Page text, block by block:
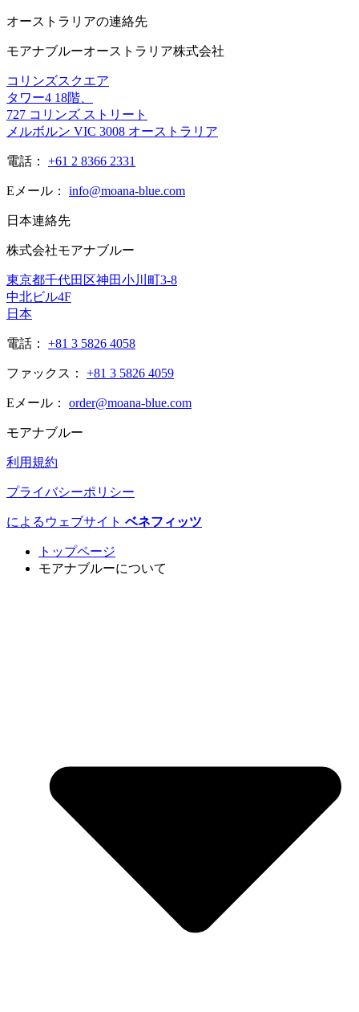
オーストラリアの連絡先
モアナブルーオーストラリア株式会社
コリンズスクエア
タワー4 18階、
727 コリンズ ストリート
メルボルン VIC 3008 オーストラリア
電話： +61 2 8366 2331
Eメール： info@moana-blue.com
日本連絡先
株式会社モアナブルー
東京都千代田区神田小川町3-8
中北ビル4F
日本
電話： +81 3 5826 4058
ファックス： +81 3 5826 4059
Eメール： order@moana-blue.com
モアナブルー
利用規約
プライバシーポリシー
によるウェブサイト ベネフィッツ
トップページ
モアナブルーについて